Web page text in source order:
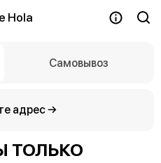
Hola
Самовывоз
адрес →
ТОЛЬКО